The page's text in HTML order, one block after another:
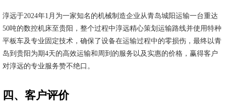
淳远于2024年1月为一家知名的机械制造企业从青岛城阳运输一台重达
50吨的数控机床至贵阳，整个过程中淳远精心策划运输路线并使用特种
平板车及专业固定技术，确保了设备在运输过程中的零损伤，最终以青
岛到贵阳为期4天的高效运输和周到的服务以及实惠的价格，赢得客户
对淳远的专业服务赞不绝口。
四、客户评价